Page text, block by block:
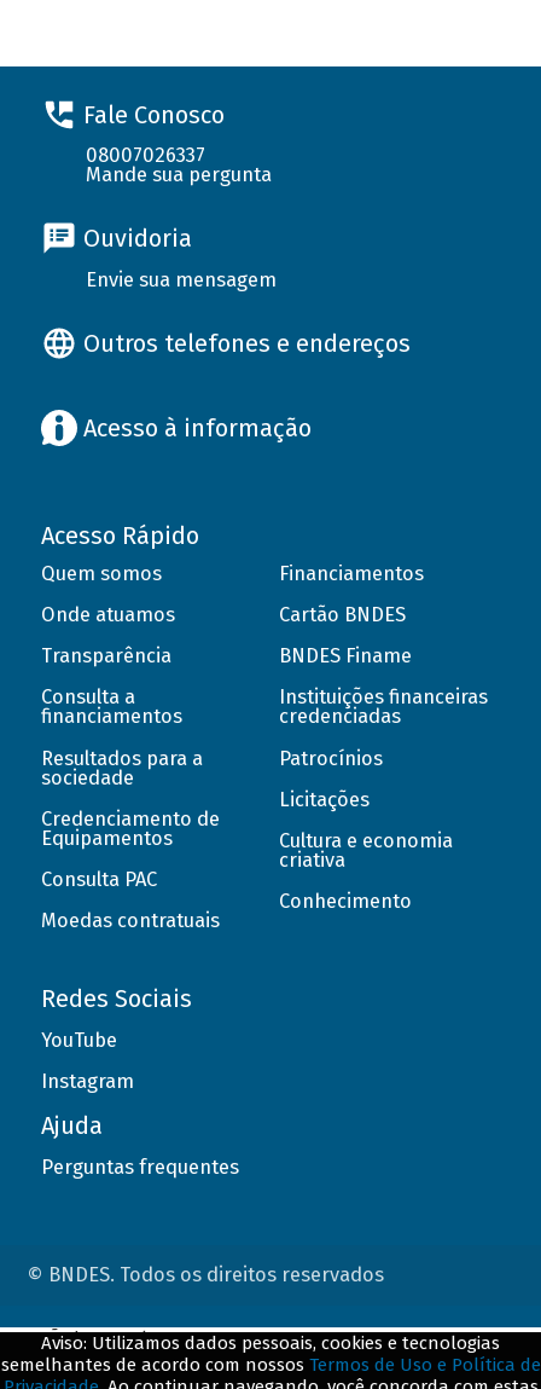
Fale Conosco
08007026337
Mande sua pergunta
Ouvidoria
Envie sua mensagem
Outros telefones e endereços
Acesso à informação
Acesso Rápido
Quem somos
Onde atuamos
Transparência
Consulta a
financiamentos
Resultados para a
sociedade
Credenciamento de
Equipamentos
Consulta PAC
Moedas contratuais
Financiamentos
Cartão BNDES
BNDES Finame
Instituições financeiras
credenciadas
Patrocínios
Licitações
Cultura e economia
criativa
Conhecimento
Redes Sociais
YouTube
Instagram
Ajuda
Perguntas frequentes
© BNDES. Todos os direitos reservados
Aviso: Utilizamos dados pessoais, cookies e tecnologias
semelhantes de acordo com nossos Termos de Uso e Política de
ConteÃºdo complementar
${title}${badge}